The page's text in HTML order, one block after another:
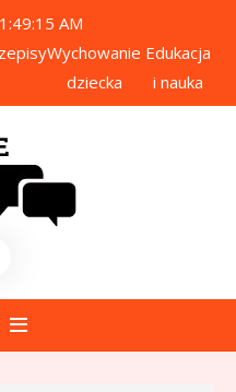
1:49:16 AM
Wychowanie
dziecka
Edukacja
i nauka